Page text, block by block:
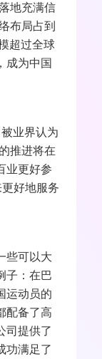
地充满信
布局占到
超过全球
成为中国
业界认为
推进将在
业更好参
好地服务
些可以大
子：在巴
运动员的
配备了高
司提供了
功满足了